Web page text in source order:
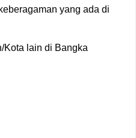
yang ada di
Kota lain di Bangka